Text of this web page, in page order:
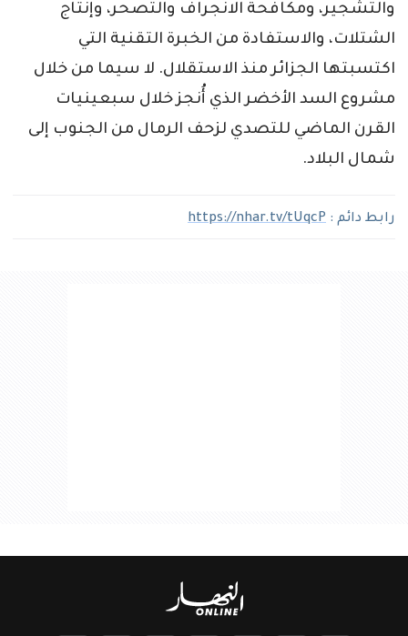
والتشجير، ومكافحة الانجراف والتصحر، وإنتاج
الشتلات، والاستفادة من الخبرة التقنية التي
اكتسبتها الجزائر منذ الاستقلال. لا سيما من خلال
مشروع السد الأخضر الذي أُنجز خلال سبعينيات
القرن الماضي للتصدي لزحف الرمال من الجنوب إلى
شمال البلاد.
رابط دائم : https://nhar.tv/tUqcP